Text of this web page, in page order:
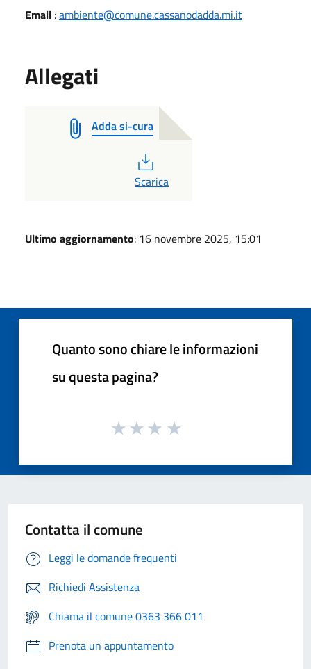
Email :ambiente@comune.cassanodadda.mi.it
Allegati
Adda si-cura
PDF
Scarica
Ultimo aggiornamento: 16 novembre 2025, 15:01
Quanto sono chiare le informazioni
su questa pagina?
Contatta il comune
Leggi le domande frequenti
Richiedi Assistenza
Chiama il comune 0363 366 011
Prenota un appuntamento